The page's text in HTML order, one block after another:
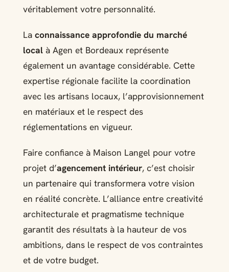
véritablement votre personnalité.
La connaissance approfondie du marché
localà Agen et Bordeaux représente
également un avantage considérable. Cette
expertise régionale facilite la coordination
avec les artisans locaux, l’approvisionnement
en matériaux et le respect des
réglementations en vigueur.
Faire confiance à Maison Langel pour votre
projet d’agencement intérieur, c’est choisir
un partenaire qui transformera votre vision
en réalité concrète. L’alliance entre creativité
architecturale et pragmatisme technique
garantit des résultats à la hauteur de vos
ambitions, dans le respect de vos contraintes
et de votre budget.